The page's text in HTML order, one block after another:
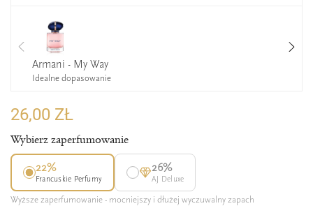
Armani - My Way
Idealne dopasowanie
26,00 ZŁ
Wybierz zaperfumowanie
22%
Francuskie Perfumy
26%
AJ Deluxe
Wyższe zaperfumowanie - mocniejszy i dłużej wyczuwalny zapach